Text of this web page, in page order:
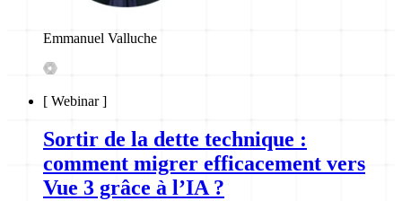
Emmanuel Valluche
[ Webinar]
Sortir de la dette technique :
comment migrer efficacement vers
Vue 3 grâce à l’IA ?